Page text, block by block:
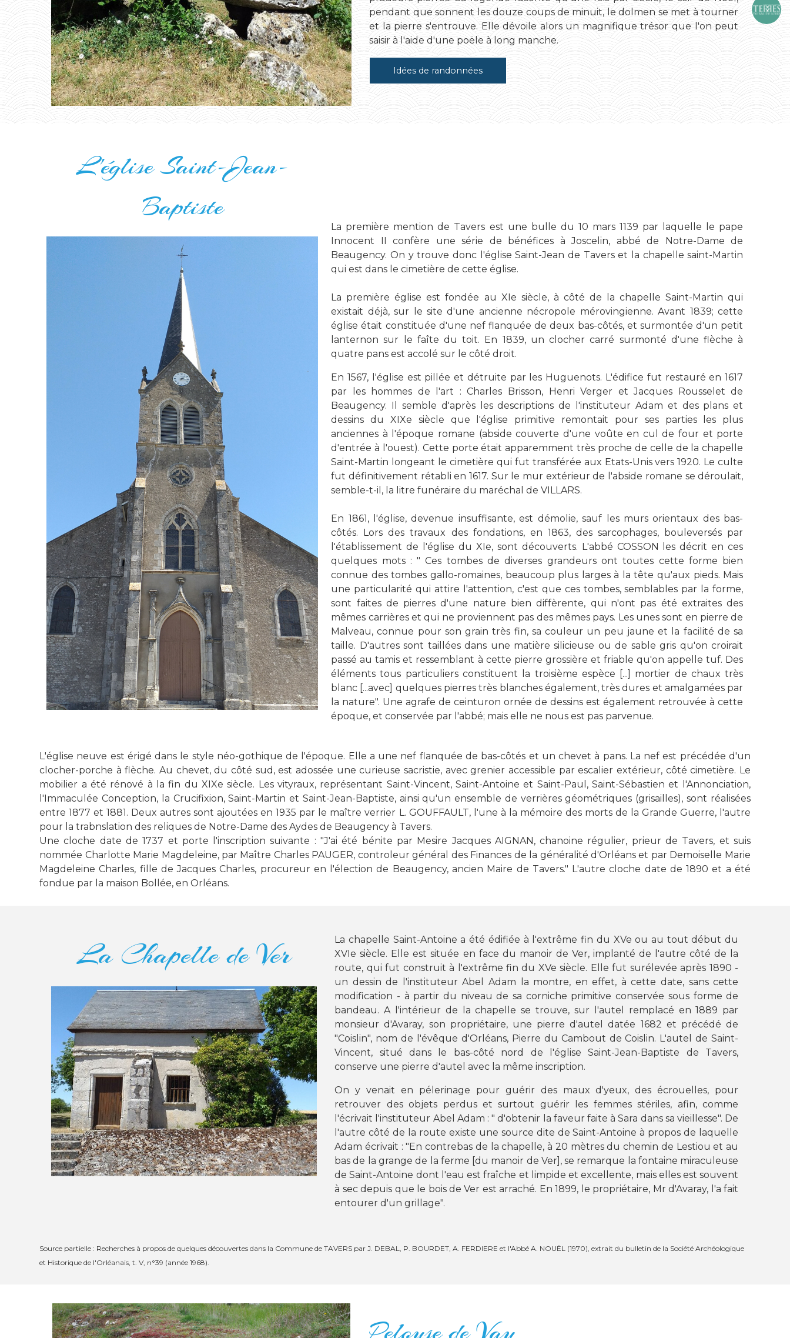
pendant que sonnent les douze coups de minuit, le dolmen se met à tourner
et la pierre s'entrouve. Elle dévoile alors un magnifique trésor que l'on peut
saisir à l'aide d'une poële à long manche.
Idées de randonnées
L'église Saint-Jean-
Baptiste
La première mention de Tavers est une bulle du 10 mars 1139 par laquelle le pape
Innocent II confère une série de bénéfices à Joscelin, abbé de Notre-Dame de
Beaugency. On y trouve donc l'église Saint-Jean de Tavers et la chapelle saint-Martin
qui est dans le cimetière de cette église.
La première église est fondée au XIe siècle, à côté de la chapelle Saint-Martin qui
existait déjà, sur le site d'une ancienne nécropole mérovingienne. Avant 1839; cette
église était constituée d'une nef flanquée de deux bas-côtés, et surmontée d'un petit
lanternon sur le faîte du toit. En 1839, un clocher carré surmonté d'une flèche à
quatre pans est accolé sur le côté droit.
En 1567, l'église est pillée et détruite par les Huguenots. L'édifice fut restauré en 1617
par les hommes de l'art : Charles Brisson, Henri Verger et Jacques Rousselet de
Beaugency. Il semble d'après les descriptions de l'instituteur Adam et des plans et
dessins du XIXe siècle que l'église primitive remontait pour ses parties les plus
anciennes à l'époque romane (abside couverte d'une voûte en cul de four et porte
d'entrée à l'ouest). Cette porte était apparemment très proche de celle de la chapelle
Saint-Martin longeant le cimetière qui fut transférée aux Etats-Unis vers 1920. Le culte
fut définitivement rétabli en 1617. Sur le mur extérieur de l'abside romane se déroulait,
semble-t-il, la litre funéraire du maréchal de VILLARS.
En 1861, l'église, devenue insuffisante, est démolie, sauf les murs orientaux des bas-
côtés. Lors des travaux des fondations, en 1863, des sarcophages, bouleversés par
l'établissement de l'église du XIe, sont découverts. L'abbé COSSON les décrit en ces
quelques mots : "Ces tombes de diverses grandeurs ont toutes cette forme bien
connue des tombes gallo-romaines, beaucoup plus larges à la tête qu'aux pieds. Mais
une particularité qui attire l'attention, c'est que ces tombes, semblables par la forme,
sont faites de pierres d'une nature bien diffèrente, qui n'ont pas été extraites des
mêmes carrières et qui ne proviennent pas des mêmes pays. Les unes sont en pierre de
Malveau, connue pour son grain très fin, sa couleur un peu jaune et la facilité de sa
taille. D'autres sont taillées dans une matière silicieuse ou de sable gris qu'on croirait
passé au tamis et ressemblant à cette pierre grossière et friable qu'on appelle tuf. Des
éléments tous particuliers constituent la troisième espèce [...] mortier de chaux très
blanc [...avec] quelques pierres très blanches également, très dures et amalgamées par
la nature". Une agrafe de ceinturon ornée de dessins est également retrouvée à cette
époque, et conservée par l'abbé; mais elle ne nous est pas parvenue.
L'église neuve est érigé dans le style néo-gothique de l'époque. Elle a une nef flanquée de bas-côtés et un chevet à pans. La nef est précédée d'un
clocher-porche à flèche. Au chevet, du côté sud, est adossée une curieuse sacristie, avec grenier accessible par escalier extérieur, côté cimetière. Le
mobilier a été rénové à la fin du XIXe siècle. Les vityraux, représentant Saint-Vincent, Saint-Antoine et Saint-Paul, Saint-Sébastien et l'Annonciation,
l'Immaculée Conception, la Crucifixion, Saint-Martin et Saint-Jean-Baptiste, ainsi qu'un ensemble de verrières géométriques (grisailles), sont réalisées
entre 1877 et 1881. Deux autres sont ajoutées en 1935 par le maître verrier L. GOUFFAULT, l'une à la mémoire des morts de la Grande Guerre, l'autre
pour la trabnslation des reliques de Notre-Dame des Aydes de Beaugency à Tavers.
Une cloche date de 1737 et porte l'inscription suivante : "J'ai été bénite par Mesire Jacques AIGNAN, chanoine régulier, prieur de Tavers, et suis
nommée Charlotte Marie Magdeleine, par Maître Charles PAUGER, controleur général des Finances de la généralité d'Orléans et par Demoiselle Marie
Magdeleine Charles, fille de Jacques Charles, procureur en l'élection de Beaugency, ancien Maire de Tavers." L'autre cloche date de 1890 et a été
fondue par la maison Bollée, en Orléans.
La Chapelle de Ver
La chapelle Saint-Antoine a été édifiée à l'extrême fin du XVe ou au tout début du
XVIe siècle. Elle est située en face du manoir de Ver, implanté de l'autre côté de la
route, qui fut construit à l'extrême fin du XVe siècle. Elle fut surélevée après 1890 -
un dessin de l'instituteur Abel Adam la montre, en effet, à cette date, sans cette
modification - à partir du niveau de sa corniche primitive conservée sous forme de
bandeau. A l'intérieur de la chapelle se trouve, sur l'autel remplacé en 1889 par
monsieur d'Avaray, son propriétaire, une pierre d'autel datée 1682 et précédé de
"Coislin", nom de l'évêque d'Orléans, Pierre du Cambout de Coislin. L'autel de Saint-
Vincent, situé dans le bas-côté nord de l'église Saint-Jean-Baptiste de Tavers,
conserve une pierre d'autel avec la même inscription.
On y venait en pélerinage pour guérir des maux d'yeux, des écrouelles, pour
retrouver des objets perdus et surtout guérir les femmes stériles, afin, comme
l'écrivait l'instituteur Abel Adam : "d'obtenir la faveur faite à Sara dans sa vieillesse". De
l'autre côté de la route existe une source dite de Saint-Antoine à propos de laquelle
Adam écrivait : "En contrebas de la chapelle, à 20 mètres du chemin de Lestiou et au
bas de la grange de la ferme [du manoir de Ver],se remarque la fontaine miraculeuse
de Saint-Antoine dont l'eau est fraîche et limpide et excellente, mais elles est souvent
à sec depuis que le bois de Ver est arraché. En 1899, le propriétaire, Mr d'Avaray, l'a fait
entourer d'un grillage".
Source partielle : Recherches à propos de quelques découvertes dans la Commune de TAVERS par J. DEBAL, P. BOURDET, A. FERDIERE et l'Abbé A. NOUËL (1970), extrait du bulletin de la Société Archéologique
et Historique de l'Orléanais, t. V, n°39 (année 1968).